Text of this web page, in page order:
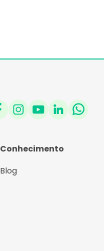
Conhecimento
Blog